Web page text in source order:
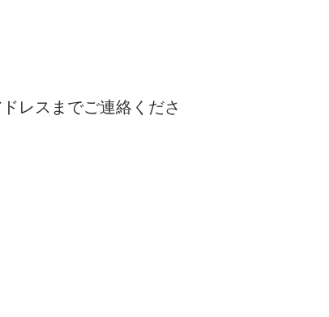
レスまでご連絡くださ